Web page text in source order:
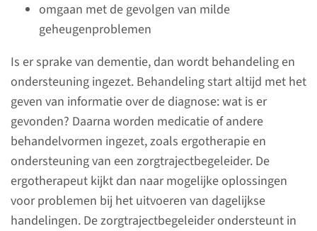
omgaan met de gevolgen van milde
geheugenproblemen
Is er sprake van dementie, dan wordt behandeling en
ondersteuning ingezet. Behandeling start altijd met het
geven van informatie over de diagnose: wat is er
gevonden? Daarna worden medicatie of andere
behandelvormen ingezet, zoals ergotherapie en
ondersteuning van een zorgtrajectbegeleider. De
ergotherapeut kijkt dan naar mogelijke oplossingen
voor problemen bij het uitvoeren van dagelijkse
handelingen. De zorgtrajectbegeleider ondersteunt in
lees meer
Contact
Secretariaat Radboudumc
Alzheimer Centrum
024 361 67 72